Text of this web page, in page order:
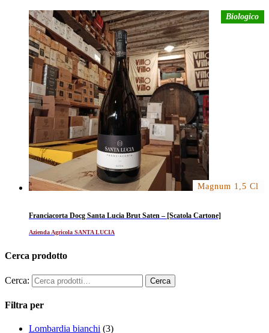
Magnum 1,5 Cl
Biologico
Franciacorta Docg Santa Lucia Brut Saten – [Scatola Cartone]
Azienda Agricola SANTA LUCIA
Cerca prodotto
Cerca:
Filtra per
Lombardia bianchi (3)